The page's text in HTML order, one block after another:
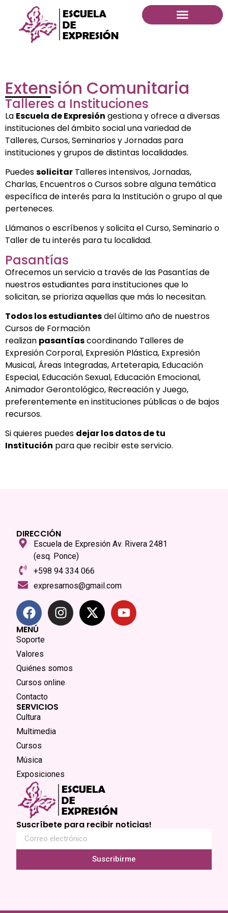
Extensión Comunitaria
Talleres a Instituciones
La Escuela de Expresión gestiona y ofrece a diversas
instituciones del ámbito social una variedad de
Talleres, Cursos, Seminarios y Jornadas para
instituciones y grupos de distintas localidades.
Puedessolicitar Talleres intensivos, Jornadas,
Charlas, Encuentros o Cursos sobre alguna temática
específica de interés para la Institución o grupo al que
perteneces.
Llámanos o escríbenos y solicita el Curso, Seminario o
Taller de tu interés para tu localidad.
Pasantías
Ofrecemos un servicio a través de las Pasantías de
nuestros estudiantes para instituciones que lo
solicitan, se prioriza aquellas que más lo necesitan.
Todos los estudiantesdel último año de nuestros
Cursos de Formación
realizan pasantíascoordinando Talleres de
Expresión Corporal, Expresión Plástica, Expresión
Musical, Áreas Integradas, Arteterapia, Educación
Especial, Educación Sexual, Educación Emocional,
Animador Gerontológico, Recreación y Juego,
preferentemente en instituciones públicas o de bajos
recursos.
Si quieres puedes dejar los datos de tu
Institución para que recibir este servicio.
Suscríbete para recibir noticias!
Suscribirme
SERVICIOS
Cultura
Multimedia
Cursos
Música
Exposiciones
MENÚ
Soporte
Valores
Quiénes somos
Cursos online
Contacto
DIRECCIÓN
Escuela de Expresión Av. Rivera 2481
(esq. Ponce)
+598 94 334 066
expresarnos@gmail.com